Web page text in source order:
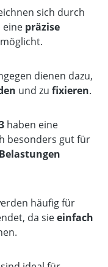
sich durch
eine präzise
dienen dazu,
und zu fixieren.
haben eine
besonders gut für
häufig für
da sieeinfach